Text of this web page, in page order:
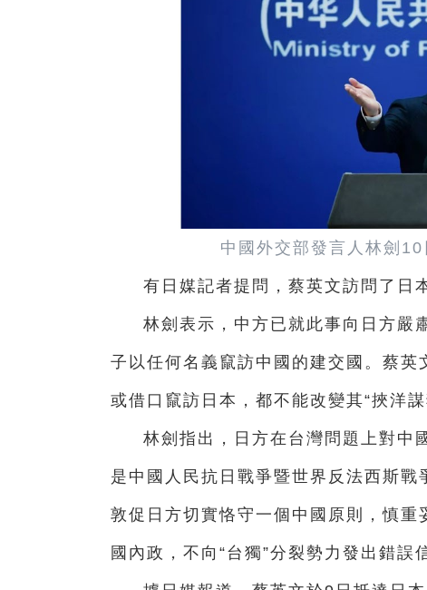
中國外交部發言人林劍10
有日媒記者提問，蔡英文訪問了日
林劍表示，中方已就此事向日方嚴
子以任何名義竄訪中國的建交國。蔡
或借口竄訪日本，都不能改變其“挾洋
林劍指出，日方在台灣問題上對中
是中國人民抗日戰爭暨世界反法西斯
敦促日方切實恪守一個中國原則，慎
國內政，不向“台獨”分裂勢力發出錯誤